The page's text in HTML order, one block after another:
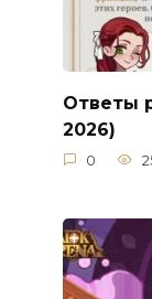
Ответы
2026)
0